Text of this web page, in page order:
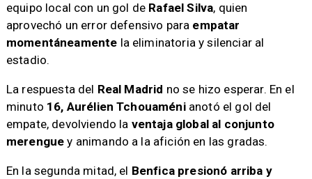
equipo local con un gol de Rafael Silva, quien
aprovechó un error defensivo para empatar
momentáneamente la eliminatoria y silenciar al
estadio.
La respuesta del Real Madrid no se hizo esperar. En el
minuto 16, Aurélien Tchouaménianotó el gol del
empate, devolviendo la ventaja global al conjunto
merengue y animando a la afición en las gradas.
En la segunda mitad, el Benfica presionó arriba y